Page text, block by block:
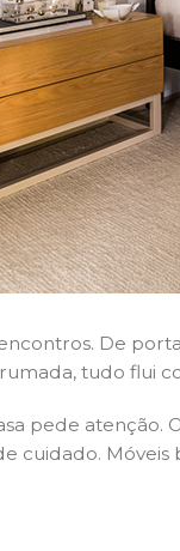
De
tudo flui
pede
cuidado.